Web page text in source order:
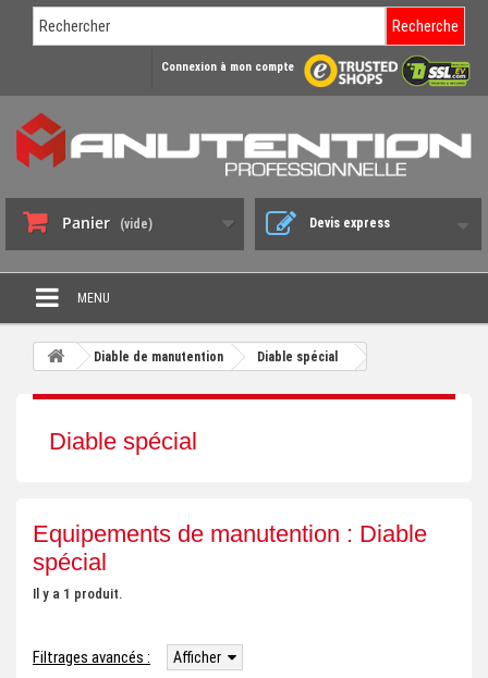
Recherche
Connexion à mon compte
Panier (vide) Devis express
MENU
PROMO DÉSTOCKAGE
+
DIABLE DE MANUTENTION
ROULEUR ET PLATEAU ROULANT
TRANSPALETTE ET PALETTAGE
GERBEUR ET CRIC INDUSTRIEL
Diable de manutention Diable spécial
Diable spécial
Equipements de manutention : Diable
spécial
Il y a 1 produit.
Filtrages avancés : Afficher